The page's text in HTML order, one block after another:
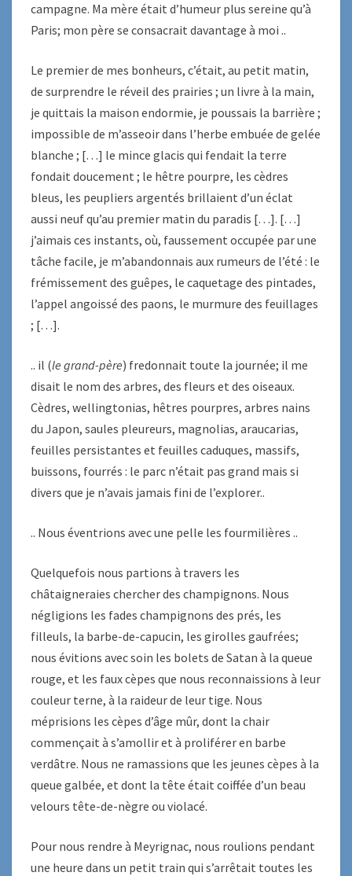
campagne. Ma mère était d’humeur plus sereine qu’à
Paris; mon père se consacrait davantage à moi ..
Le premier de mes bonheurs, c’était, au petit matin,
de surprendre le réveil des prairies ; un livre à la main,
je quittais la maison endormie, je poussais la barrière ;
impossible de m’asseoir dans l’herbe embuée de gelée
blanche ; […] le mince glacis qui fendait la terre
fondait doucement ; le hêtre pourpre, les cèdres
bleus, les peupliers argentés brillaient d’un éclat
aussi neuf qu’au premier matin du paradis […]. […]
j’aimais ces instants, où, faussement occupée par une
tâche facile, je m’abandonnais aux rumeurs de l’été : le
frémissement des guêpes, le caquetage des pintades,
l’appel angoissé des paons, le murmure des feuillages
; […].
.. il (le grand-père) fredonnait toute la journée; il me
disait le nom des arbres, des fleurs et des oiseaux.
Cèdres, wellingtonias, hêtres pourpres, arbres nains
du Japon, saules pleureurs, magnolias, araucarias,
feuilles persistantes et feuilles caduques, massifs,
buissons, fourrés : le parc n’était pas grand mais si
divers que je n’avais jamais fini de l’explorer..
.. Nous éventrions avec une pelle les fourmilières ..
Quelquefois nous partions à travers les
châtaigneraies chercher des champignons. Nous
négligions les fades champignons des prés, les
filleuls, la barbe-de-capucin, les girolles gaufrées;
nous évitions avec soin les bolets de Satan à la queue
rouge, et les faux cèpes que nous reconnaissions à leur
couleur terne, à la raideur de leur tige. Nous
méprisions les cèpes d’âge mûr, dont la chair
commençait à s’amollir et à proliférer en barbe
verdâtre. Nous ne ramassions que les jeunes cèpes à la
queue galbée, et dont la tête était coiffée d’un beau
velours tête-de-nègre ou violacé.
Pour nous rendre à Meyrignac, nous roulions pendant
une heure dans un petit train qui s’arrêtait toutes les